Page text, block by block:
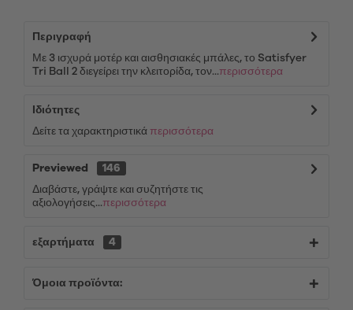
Περιγραφή
Με 3 ισχυρά μοτέρ και αισθησιακές μπάλες, το Satisfyer
Tri Ball 2 διεγείρει την κλειτορίδα, τον...περισσότερα
Ιδιότητες
Δείτε τα χαρακτηριστικά περισσότερα
Previewed
146
Διαβάστε, γράψτε και συζητήστε τις
αξιολογήσεις...περισσότερα
εξαρτήματα 4
Όμοια προϊόντα: